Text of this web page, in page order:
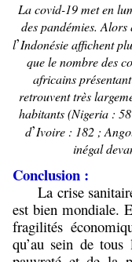
La covid-19 met en
des pandémies.
l’Indonésie affichent
que le nombre des
africains
retrouvent très
habitants(Nigeria :
d’Ivoire : 182 ;
inégal
Conclusion :
La crise sanitaire
est bien mondiale.
fragilités
qu’au sein de tous